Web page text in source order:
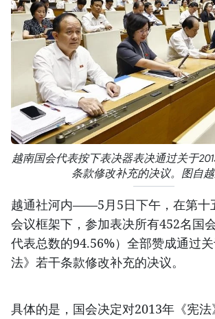
越南国会代表按下表决器表决通过关于
条款修改补充的决议。图自
越通社河内——5月5日下午，在第十
会议框架下，参加表决所有452名国
代表总数的94.56%）全部赞成通过
法》若干条款修改补充的决议。
具体的是，国会决定对2013年《宪